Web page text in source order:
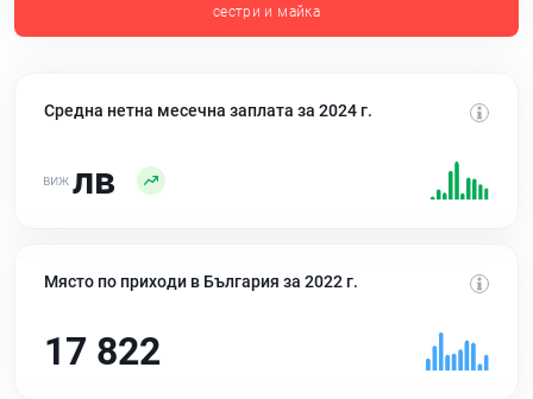
сестри и майка
Средна нетна месечна заплата за 2024 г.
лв
Място по приходи в България за 2022 г.
17 822